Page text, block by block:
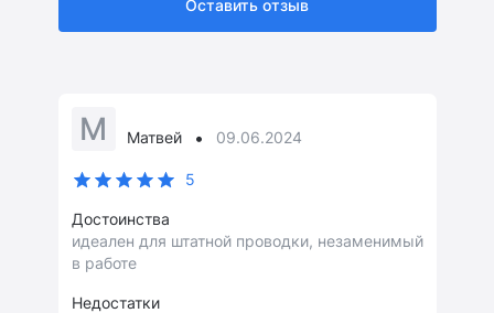
Оставить отзыв
М Матвей • 09.06.2024
5
Достоинства
идеален для штатной проводки, незаменимый
в работе
Недостатки